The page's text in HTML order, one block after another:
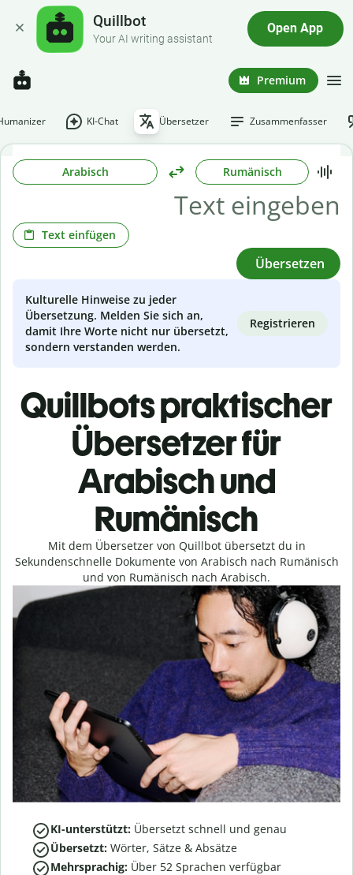
Quillbot
Your AI writing assistant
Open App
Premium
KI-Chat Übersetzer Zusammenfasser
Arabisch Rumänisch
Text einfügen
Übersetzen
Kulturelle Hinweise zu jeder
Übersetzung. Melden Sie sich an,
damit Ihre Worte nicht nur übersetzt,
sondern verstanden werden.
Registrieren
Quillbots praktischer
Übersetzer für
Arabisch und
Rumänisch
Mit dem Übersetzer von Quillbot übersetzt du in
Sekundenschnelle Dokumente von Arabisch nach Rumänisch
und von Rumänisch nach Arabisch.
KI-unterstützt: Übersetzt schnell und genau
Übersetzt: Wörter, Sätze & Absätze
Mehrsprachig: Über 52 Sprachen verfügbar